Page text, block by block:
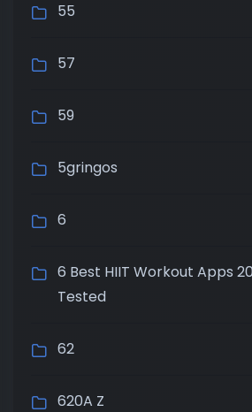
55
57
59
5gringos
6
6 Best HIIT Workout Apps
Tested
62
620A Z